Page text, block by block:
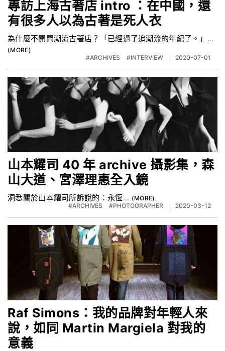
專訪上海古著店 intro ：在中國，還
有很多人以為古著是死人衣
為什麼不開間潮流古著店？「已經過了追潮流的年紀了。」...
#ARCHIVES #INTERVIEW 2020-07-01
山本耀司 40 年 archive 攝影集，森
山大道、宮澤理惠全入鏡
洞悉關於山本耀司所訴說的：永恆...
#ARCHIVES #PHOTOGRAPHER 2020-03-12
Raf Simons：我的品牌對年輕人來
說，如同 Martin Margiela 對我的
意義